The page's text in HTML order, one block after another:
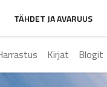
TÄHDET JA AVARUUS
Kirjat Blogit